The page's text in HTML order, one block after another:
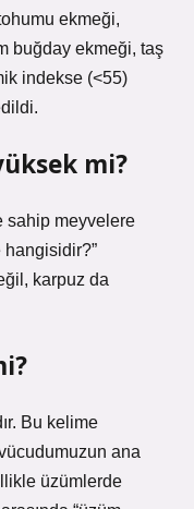
ekmeği,
buğday ekmeği, taş
indekse (<55)
mi?
sahip meyvelere
hangisidir?”
karpuz da
Bu kelime
ana
üzümlerde